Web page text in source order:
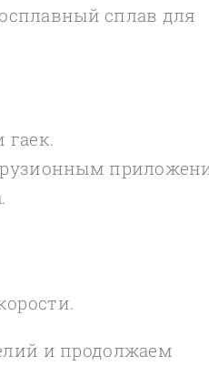
сплав для
и продолжаем